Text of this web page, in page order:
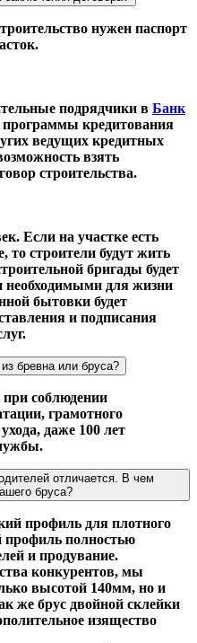
нужен паспорт
подрядчики в Банк
программы кредитования
ведущих кредитных
взять
строительства.
Если на участке есть
то строители будут жить
бригады будет
необходимыми для жизни
бытовки будет
и подписания
бревна или бруса?
при соблюдении
грамотного
даже 100 лет
отличается. В чем
бруса?
профиль для плотного
профиль полностью
и продувание.
конкурентов, мы
высотой 140мм, но и
же брус двойной склейки
изящество